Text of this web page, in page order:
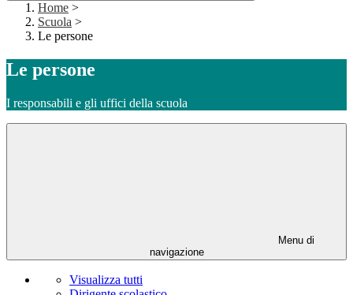
Home >
Scuola >
Le persone
Le persone
I responsabili e gli uffici della scuola
Menu di
navigazione
Visualizza tutti